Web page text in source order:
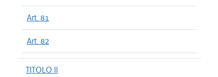
Art. 81
Art. 82
TITOLO II